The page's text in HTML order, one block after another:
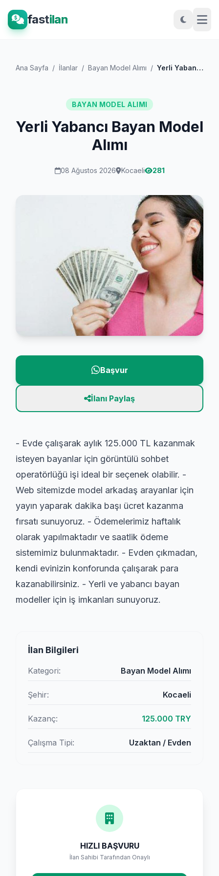
fastilan
Ana Sayfa / İlanlar / Bayan Model Alımı / Yerli Yabancı Bayan Model Alımı
BAYAN MODEL ALIMI
Yerli Yabancı Bayan Model
Alımı
08 Ağustos 2026 Kocaeli 281
Başvur
İlanı Paylaş
- Evde çalışarak aylık 125.000 TL kazanmak
isteyen bayanlar için görüntülü sohbet
operatörlüğü işi ideal bir seçenek olabilir. -
Web sitemizde model arkadaş arayanlar için
yayın yaparak dakika başı ücret kazanma
fırsatı sunuyoruz. - Ödemelerimiz haftalık
olarak yapılmaktadır ve saatlik ödeme
sistemimiz bulunmaktadır. - Evden çıkmadan,
kendi evinizin konforunda çalışarak para
kazanabilirsiniz. - Yerli ve yabancı bayan
modeller için iş imkanları sunuyoruz.
İlan Bilgileri
Kategori: Bayan Model Alımı
Şehir: Kocaeli
Kazanç: 125.000 TRY
Çalışma Tipi: Uzaktan / Evden
HIZLI BAŞVURU
İlan Sahibi Tarafından Onaylı